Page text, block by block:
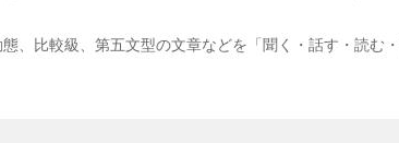
、比較級、第五文型の文章などを「聞く・話す・読む